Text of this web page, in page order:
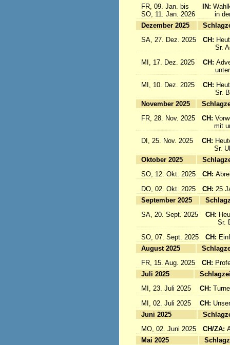
FR, 09. Jan. bis
SO, 11. Jan. 2026
IN:
in der
Dezember 2025
SA, 27. Dez. 2025
CH:
Sr.
MI, 17. Dez. 2025
CH:
unter
MI, 10. Dez. 2025
CH:
Sr.
November 2025
FR, 28. Nov. 2025
CH:
mit
DI, 25. Nov. 2025
CH:
Sr.
Oktober 2025
SO, 12. Okt. 2025
CH:
DO, 02. Okt. 2025
CH: 25
September 2025
SA, 20. Sept. 2025
CH:
Sr.
SO, 07. Sept. 2025
CH:
August 2025
FR, 15. Aug. 2025
CH:
Juli 2025
MI, 23. Juli 2025
CH:
MI, 02. Juli 2025
CH:
Juni 2025
MO, 02. Juni 2025
CH/ZA:
Mai 2025